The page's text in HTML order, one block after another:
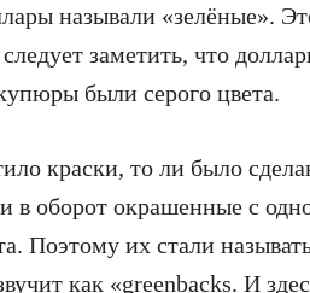
называли «зелёные».
заметить, что
были серого цвета.
краски, то ли было
в оборот окрашенные с
Поэтому их стали
как «greenbacks. И